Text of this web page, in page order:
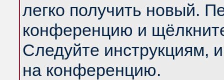
легко получить новый.
конференцию и
Следуйте инструкциям,
на конференцию.